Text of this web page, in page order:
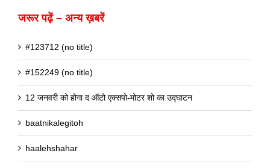
जरूर पढ़ें – अन्य ख़बरें
#123712 (no title)
#152249 (no title)
12 जनवरी को होगा द ऑटो एक्सपो-मोटर शो का उद्घाटन
baatnikalegitoh
haalehshahar